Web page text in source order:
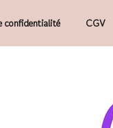
confidentialité CGV